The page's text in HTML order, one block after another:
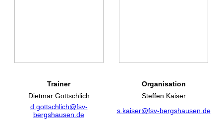
Trainer
Organisation
Dietmar Gottschlich
Steffen Kaiser
d.gottschlich@fsv-
bergshausen.de
s.kaiser@fsv-bergshausen.de